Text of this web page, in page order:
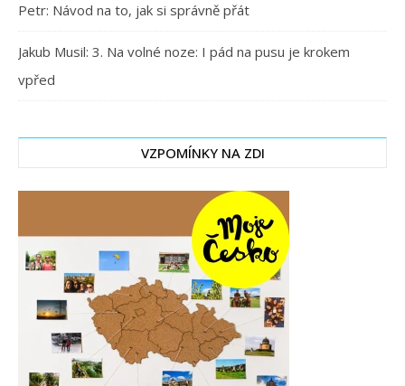
Petr: Návod na to, jak si správně přát
Jakub Musil: 3. Na volné noze: I pád na pusu je krokem
vpřed
VZPOMÍNKY NA ZDI